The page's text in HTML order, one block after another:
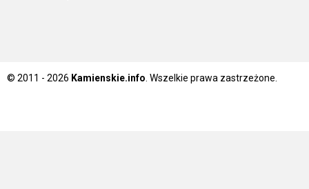
© 2011 - 2026 Kamienskie.info . Wszelkie prawa zastrzeżone.